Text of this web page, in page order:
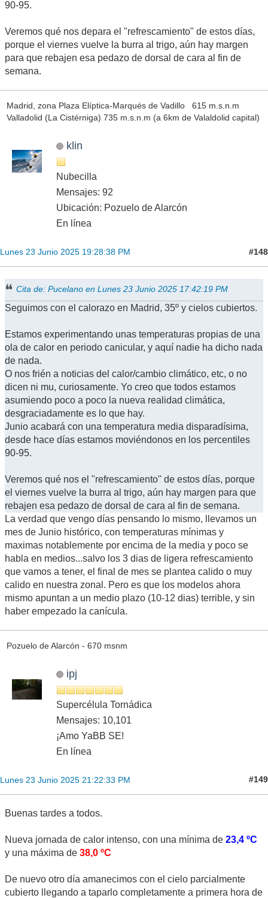
90-95.
Veremos qué nos depara el "refrescamiento" de estos días,
porque el viernes vuelve la burra al trigo, aún hay margen
para que rebajen esa pedazo de dorsal de cara al fin de
semana.
Madrid, zona Plaza Elíptica-Marqués de Vadillo 615 m.s.n.m
Valladolid (La Cistérniga) 735 m.s.n.m (a 6km de Valaldolid capital)
klin
Nubecilla
Mensajes: 92
Ubicación: Pozuelo de Alarcón
En línea
Lunes 23 Junio 2025 19:28:38 PM #148
Cita de: Pucelano en Lunes 23 Junio 2025 17:42:19 PM
Seguimos con el calorazo en Madrid, 35º y cielos cubiertos.
Estamos experimentando unas temperaturas propias de una
ola de calor en periodo canicular, y aquí nadie ha dicho nada
de nada.
O nos frién a noticias del calor/cambio climático, etc, o no
dicen ni mu, curiosamente. Yo creo que todos estamos
asumiendo poco a poco la nueva realidad climática,
desgraciadamente es lo que hay.
Junio acabará con una temperatura media disparadísima,
desde hace días estamos moviéndonos en los percentiles
90-95.
Veremos qué nos el "refrescamiento" de estos días, porque
el viernes vuelve la burra al trigo, aún hay margen para que
rebajen esa pedazo de dorsal de cara al fin de semana.
La verdad que vengo días pensando lo mismo, llevamos un
mes de Junio histórico, con temperaturas mínimas y
maximas notablemente por encima de la media y poco se
habla en medios...salvo los 3 dias de ligera refrescamiento
que vamos a tener, el final de mes se plantea calido o muy
calido en nuestra zonal. Pero es que los modelos ahora
mismo apuntan a un medio plazo (10-12 dias) terrible, y sin
haber empezado la canícula.
Pozuelo de Alarcón - 670 msnm
ipj
Supercélula Tornádica
Mensajes: 10,101
¡Amo YaBB SE!
En línea
Lunes 23 Junio 2025 21:22:33 PM #149
Buenas tardes a todos.
Nueva jornada de calor intenso, con una mínima de 23,4 ºC
y una máxima de 38,0 ºC
De nuevo otro día amanecimos con el cielo parcialmente
cubierto llegando a taparlo completamente a primera hora de